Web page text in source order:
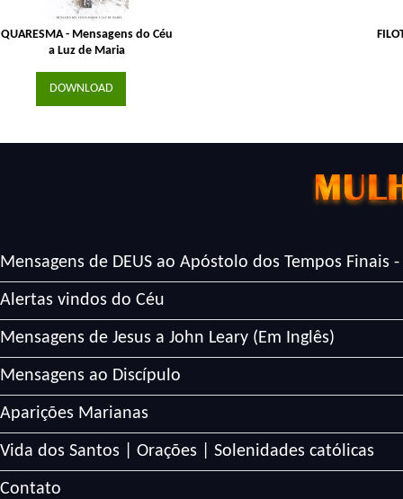
QUARESMA - Mensagens do Céu
a Luz de Maria
DOWNLOAD
Mensagens de DEUS ao Apóstolo dos Tempos Finais -
Alertas vindos do Céu
Mensagens de Jesus a John Leary (Em Inglês)
Mensagens ao Discípulo
Aparições Marianas
Vida dos Santos | Orações | Solenidades católicas
Contato